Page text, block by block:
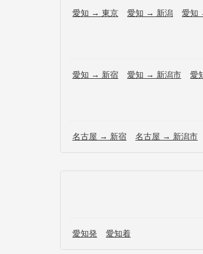
愛知 → 東京 愛知 → 新潟 愛知
愛知 → 新宿 愛知 → 新潟市 愛
名古屋 → 新宿 名古屋 → 新潟市
愛知発 愛知着